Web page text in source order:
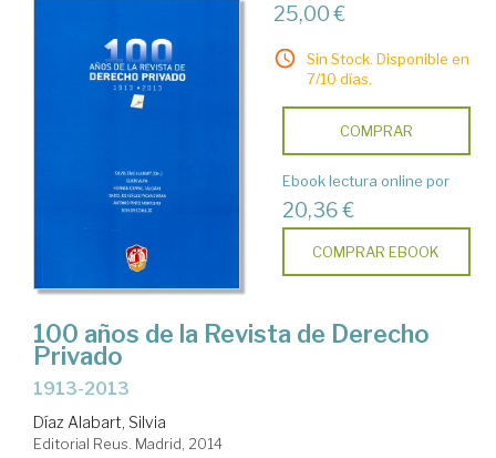
25,00 €
Sin Stock. Disponible en
7/10 días.
COMPRAR
Ebook lectura online por
20,36 €
COMPRAR EBOOK
100 años de la Revista de Derecho
Privado
1913-2013
Díaz Alabart, Silvia
Editorial Reus. Madrid, 2014